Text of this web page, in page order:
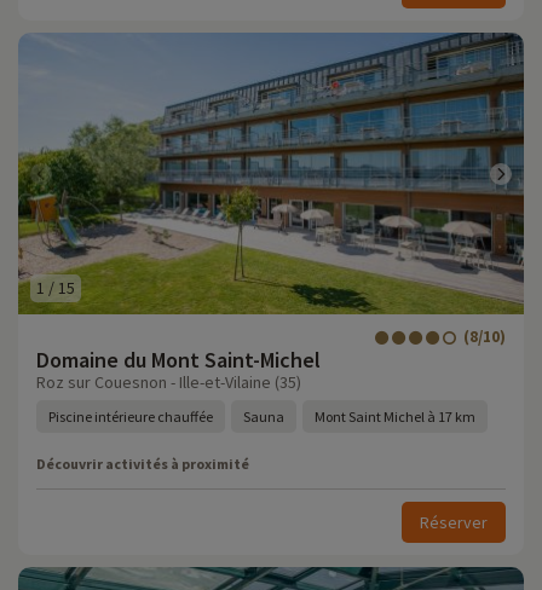
1 / 15
Domaine du Mont Saint-Michel
(8/10)
Roz sur Couesnon - Ille-et-Vilaine (35)
Piscine intérieure chauffée Sauna Mont Saint Michel à 17 km
Découvrir activités à proximité
Réserver